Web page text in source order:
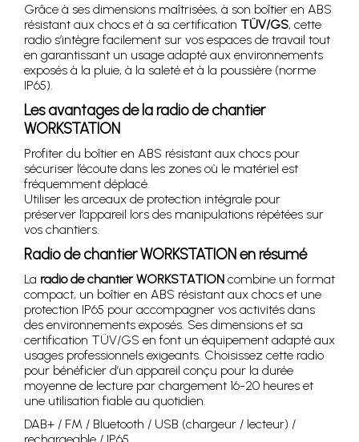
Grâce à ses dimensions maîtrisées, à son boîtier en ABS
résistant aux chocs et à sa certification TÜV/GS, cette
radio s’intègre facilement sur vos espaces de travail tout
en garantissant un usage adapté aux environnements
exposés à la pluie, à la saleté et à la poussière (norme
IP65).
Les avantages de la radio de chantier
WORKSTATION
Profiter du boîtier en ABS résistant aux chocs pour
sécuriser l’écoute dans les zones où le matériel est
fréquemment déplacé.
Utiliser les arceaux de protection intégrale pour
préserver l’appareil lors des manipulations répétées sur
vos chantiers.
Radio de chantier WORKSTATION en résumé
La radio de chantier WORKSTATION combine un format
compact, un boîtier en ABS résistant aux chocs et une
protection IP65 pour accompagner vos activités dans
des environnements exposés. Ses dimensions et sa
certification TÜV/GS en font un équipement adapté aux
usages professionnels exigeants. Choisissez cette radio
pour bénéficier d’un appareil conçu pour la durée
moyenne de lecture par chargement 16-20 heures et
une utilisation fiable au quotidien.
DAB+ / FM / Bluetooth / USB (chargeur / lecteur) /
rechargeable / IP65